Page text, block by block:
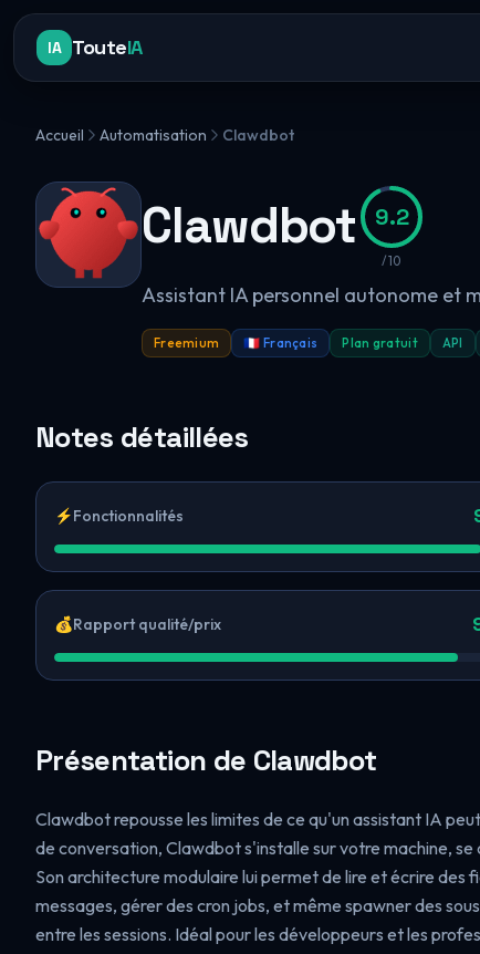
IA TouteIA
Accueil Automatisation Clawdbot
Clawdbot 9.2
/10
Assistant IA personnel autonome et
Freemium 🇫🇷 Français Plan gratuit API
Notes détaillées
⚡Fonctionnalités
💰Rapport qualité/prix
Présentation de Clawdbot
Clawdbot repousse les limites de ce qu'un assistant IA
de conversation, Clawdbot s'installe sur votre machine,
Son architecture modulaire lui permet de lire et écrire des
messages, gérer des cron jobs, et même spawner des
entre les sessions. Idéal pour les développeurs et les